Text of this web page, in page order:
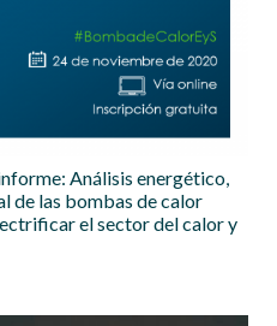
Análisis energético,
de las bombas de calor
el sector del calor y